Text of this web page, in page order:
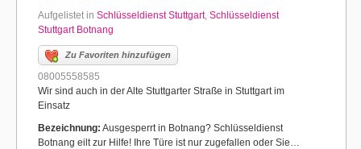
Aufgelistet in Schlüsseldienst Stuttgart, Schlüsseldienst
Stuttgart Botnang
Zu Favoriten hinzufügen
08005558585
Wir sind auch in der Alte Stuttgarter Straße in Stuttgart im
Einsatz
Bezeichnung: Ausgesperrt in Botnang? Schlüsseldienst
Botnang eilt zur Hilfe! Ihre Türe ist nur zugefallen oder Sie…